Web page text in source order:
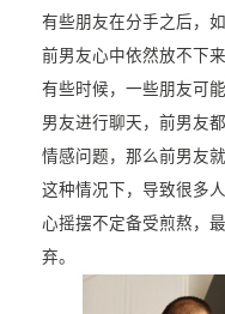
有些朋友在分手之后，
前男友心中依然放不下来
有些时候，一些朋友可
男友进行聊天，前男友
情感问题，那么前男友
这种情况下，导致很多
心摇摆不定备受煎熬，
弃。